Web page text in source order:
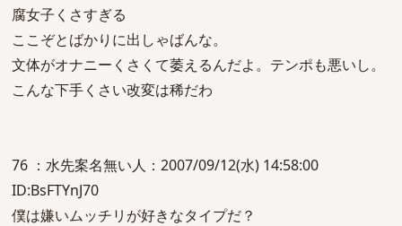
腐女子くさすぎる
ここぞとばかりに出しゃばんな。
文体がオナニーくさくて萎えるんだよ。テンポも悪いし。
こんな下手くさい改変は稀だわ
76 ：水先案名無い人：2007/09/12(水) 14:58:00
ID:BsFTYnJ70
僕は嫌いムッチリが好きなタイプだ？